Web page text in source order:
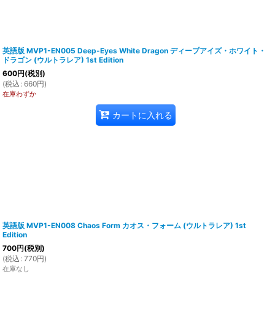
英語版 MVP1-EN005 Deep-Eyes White Dragon ディープアイズ・ホワイト・
ドラゴン (ウルトラレア) 1st Edition
600円(税別)
(税込 : 660円)
在庫わずか
カートに入れる
英語版 MVP1-EN008 Chaos Form カオス・フォーム (ウルトラレア) 1st
Edition
700円(税別)
(税込 : 770円)
在庫なし